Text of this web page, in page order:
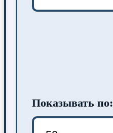
Показывать по: